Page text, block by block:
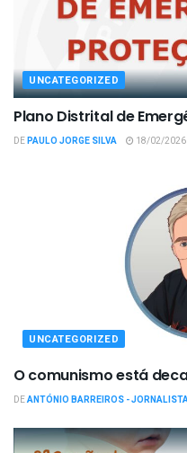
UNCATEGORIZED
Plano Distrital de
DEPAULO JORGE SILVA 18/02/2026
UNCATEGORIZED
O comunismo está
DEANTÓNIO BARREIROS -